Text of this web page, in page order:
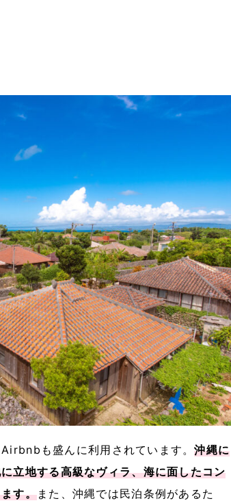
も盛んに利用されています。沖縄に
立地する高級なヴィラ、海に面したコン
す。また、沖縄では民泊条例があるた